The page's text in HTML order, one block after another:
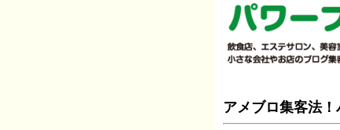
アメブロ集客法